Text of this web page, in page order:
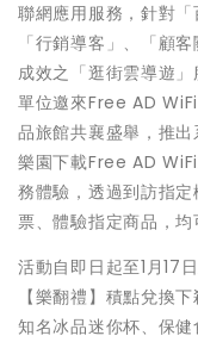
聯網應用服務，針對
「行銷導客」、「顧
成效之「逛街雲導遊
單位邀來Free AD
品旅館共襄盛舉，推
樂園下載Free AD
務體驗，透過到訪指
票、體驗指定商品，均
活動自即日起至1月17
【樂翻禮】積點兌換
知名冰品迷你杯、保